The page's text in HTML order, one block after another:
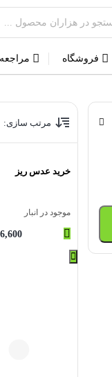
فروشگاه
مرتب سازی:
خرید عدس ریز
موجود در انبار
6,600